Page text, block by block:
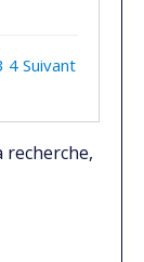
4 Suivant
recherche,